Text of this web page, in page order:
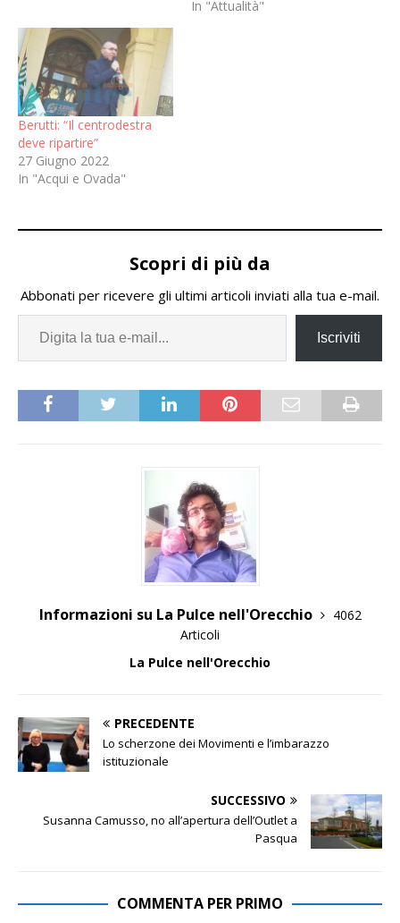
In "Attualità"
Berutti: “Il centrodestra
deve ripartire”
27 Giugno 2022
In "Acqui e Ovada"
Scopri di più da
Abbonati per ricevere gli ultimi articoli inviati alla tua e-mail.
Iscriviti
Informazioni su La Pulce nell'Orecchio
4062
Articoli
La Pulce nell'Orecchio
PRECEDENTE
Lo scherzone dei Movimenti e l’imbarazzo
istituzionale
SUCCESSIVO
Susanna Camusso, no all’apertura dell’Outlet a
Pasqua
COMMENTA PER PRIMO